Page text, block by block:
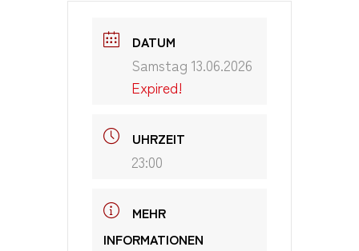
DATUM
Samstag 13.06.2026
Expired!
UHRZEIT
23:00
MEHR
INFORMATIONEN